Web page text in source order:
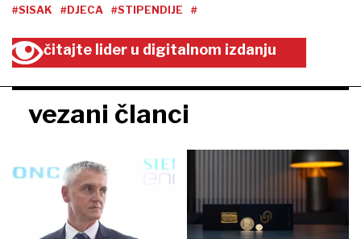
#SISAK
#DJECA #STIPENDIJE #
čitajte lider u digitalnom izdanju
vezani članci